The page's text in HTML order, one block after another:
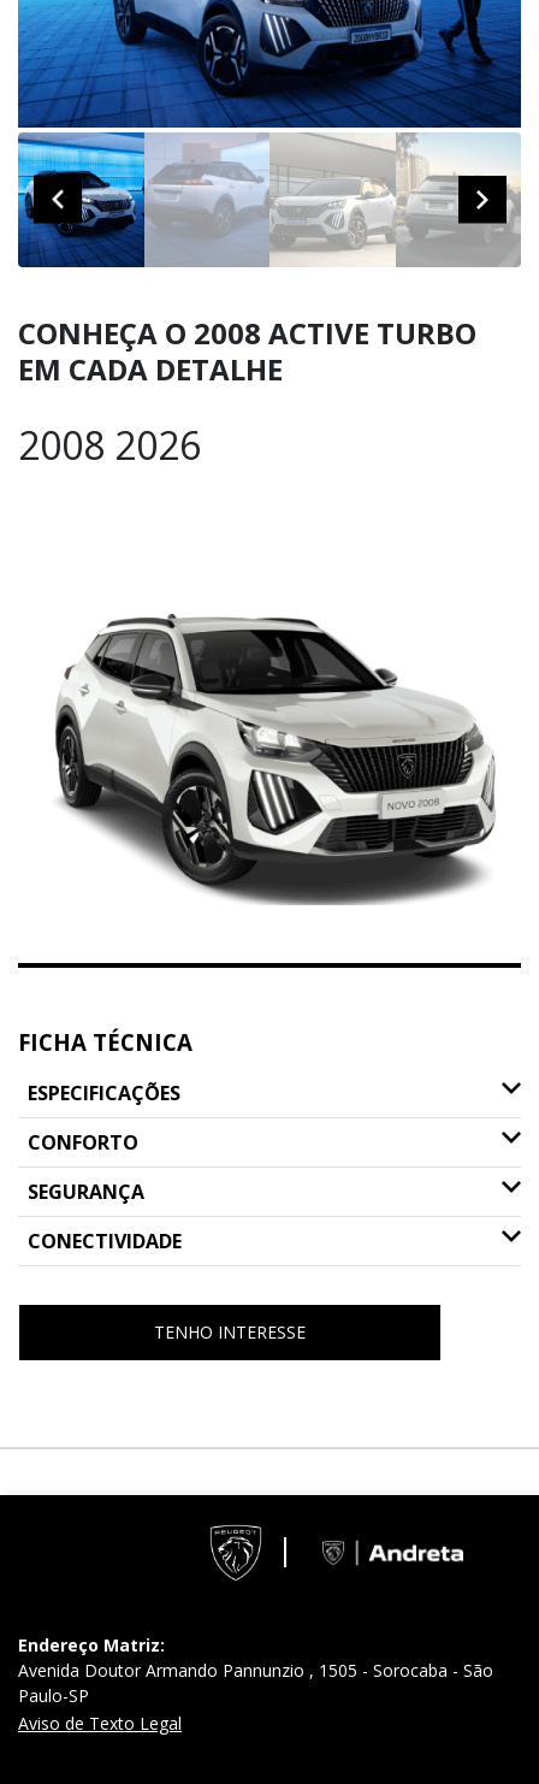
CONHEÇA O 2008 ACTIVE TURBO
EM CADA DETALHE
2008 2026
FICHA TÉCNICA
ESPECIFICAÇÕES
CONFORTO
SEGURANÇA
CONECTIVIDADE
TENHO INTERESSE
Endereço Matriz:
Avenida Doutor Armando Pannunzio , 1505 - Sorocaba - São
Paulo-SP
Aviso de Texto Legal